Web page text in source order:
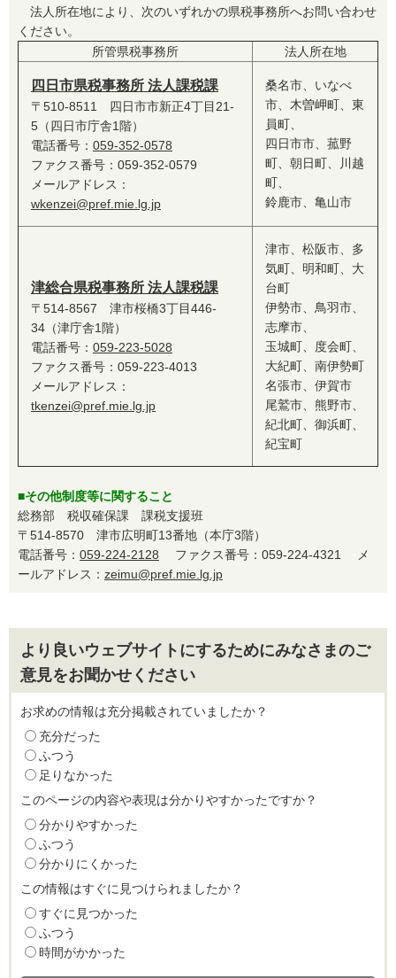
法人所在地により、次のいずれかの県税事務所へお問い合わせ
ください。
所管県税事務所
法人所在地
四日市県税事務所 法人課税課
〒510-8511 四日市市新正4丁目21-
5（四日市庁舎1階）
電話番号： 059-352-0578
ファクス番号：059-352-0579
メールアドレス：
wkenzei@pref.mie.lg.jp
桑名市、いなべ
市、木曽岬町、東
員町、
四日市市、菰野
町、朝日町、川越
町、
鈴鹿市、亀山市
津総合県税事務所 法人課税課
〒514-8567 津市桜橋3丁目446-
34（津庁舎1階）
電話番号： 059-223-5028
ファクス番号：059-223-4013
メールアドレス：
tkenzei@pref.mie.lg.jp
津市、松阪市、多
気町、明和町、大
台町
伊勢市、鳥羽市、
志摩市、
玉城町、度会町、
大紀町、南伊勢町
名張市、伊賀市
尾鷲市、熊野市、
紀北町、御浜町、
紀宝町
■その他制度等に関すること
総務部 税収確保課 課税支援班
〒514-8570 津市広明町13番地（本庁3階）
電話番号： 059-224-2128 ファクス番号：059-224-4321 メ
ールアドレス： zeimu@pref.mie.lg.jp
より良いウェブサイトにするためにみなさまのご
意見をお聞かせください
お求めの情報は充分掲載されていましたか？
充分だった
ふつう
足りなかった
このページの内容や表現は分かりやすかったですか？
分かりやすかった
ふつう
分かりにくかった
この情報はすぐに見つけられましたか？
すぐに見つかった
ふつう
時間がかかった